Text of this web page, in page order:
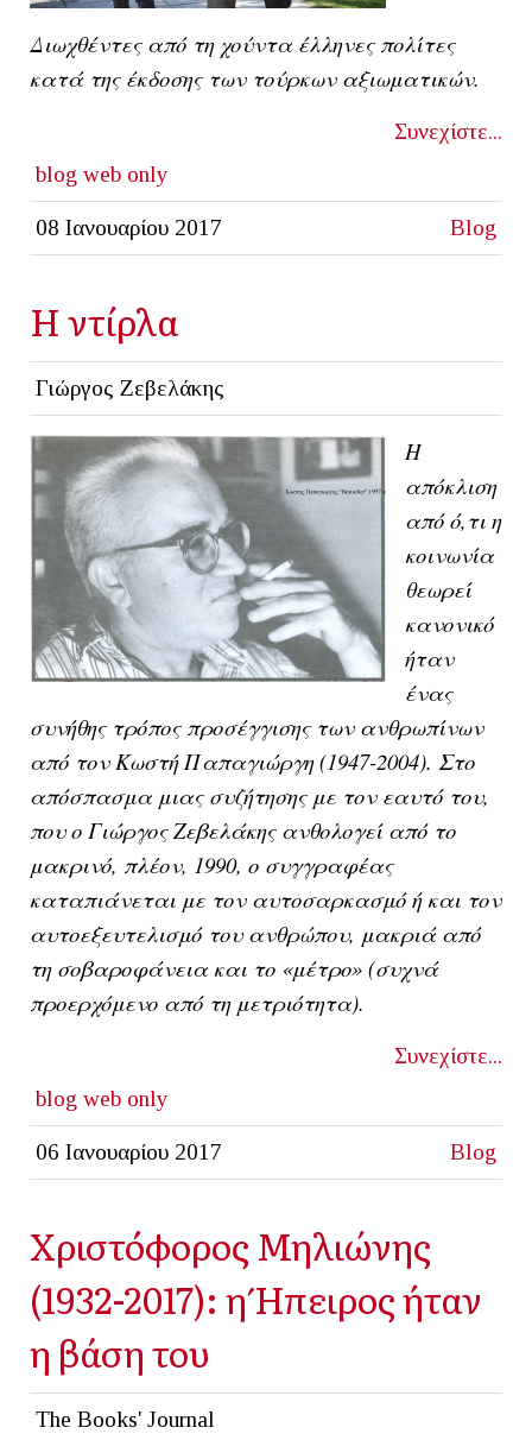
Διωχθέντες από τη χούντα έλληνες πολίτες
κατά της έκδοσης των τούρκων αξιωματικών.
Συνεχίστε...
blog web only
08 Ιανουαρίου 2017 Blog
Η ντίρλα
Γιώργος Ζεβελάκης
Η
απόκλιση
από ό,τι η
κοινωνία
θεωρεί
κανονικό
ήταν
ένας
συνήθης τρόπος προσέγγισης των ανθρωπίνων
από τον Κωστή Παπαγιώργη (1947-2004). Στο
απόσπασμα μιας συζήτησης με τον εαυτό του,
που ο Γιώργος Ζεβελάκης ανθολογεί από το
μακρινό, πλέον, 1990, ο συγγραφέας
καταπιάνεται με τον αυτοσαρκασμό ή και τον
αυτοεξευτελισμό του ανθρώπου, μακριά από
τη σοβαροφάνεια και το «μέτρο» (συχνά
προερχόμενο από τη μετριότητα).
Συνεχίστε...
blog web only
06 Ιανουαρίου 2017 Blog
Χριστόφορος Μηλιώνης
(1932-2017): η Ήπειρος ήταν
η βάση του
The Books' Journal